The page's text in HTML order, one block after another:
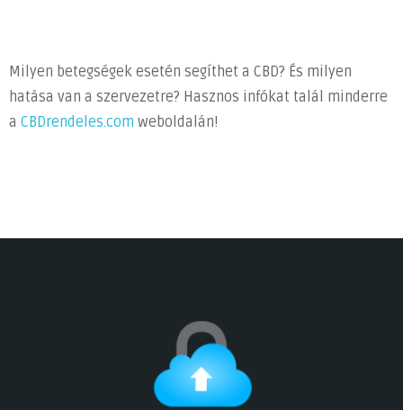
Milyen betegségek esetén segíthet a CBD? És milyen
hatása van a szervezetre? Hasznos infókat talál minderre
a CBDrendeles.com weboldalán!